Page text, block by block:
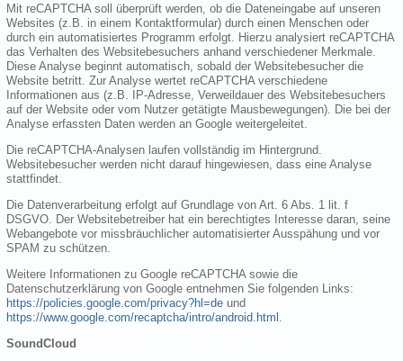
Mit reCAPTCHA soll überprüft werden, ob die Dateneingabe auf unseren
Websites (z.B. in einem Kontaktformular) durch einen Menschen oder
durch ein automatisiertes Programm erfolgt. Hierzu analysiert reCAPTCHA
das Verhalten des Websitebesuchers anhand verschiedener Merkmale.
Diese Analyse beginnt automatisch, sobald der Websitebesucher die
Website betritt. Zur Analyse wertet reCAPTCHA verschiedene
Informationen aus (z.B. IP-Adresse, Verweildauer des Websitebesuchers
auf der Website oder vom Nutzer getätigte Mausbewegungen). Die bei der
Analyse erfassten Daten werden an Google weitergeleitet.
Die reCAPTCHA-Analysen laufen vollständig im Hintergrund.
Websitebesucher werden nicht darauf hingewiesen, dass eine Analyse
stattfindet.
Die Datenverarbeitung erfolgt auf Grundlage von Art. 6 Abs. 1 lit. f
DSGVO. Der Websitebetreiber hat ein berechtigtes Interesse daran, seine
Webangebote vor missbräuchlicher automatisierter Ausspähung und vor
SPAM zu schützen.
Weitere Informationen zu Google reCAPTCHA sowie die
Datenschutzerklärung von Google entnehmen Sie folgenden Links:
https://policies.google.com/privacy?hl=de und
https://www.google.com/recaptcha/intro/android.html
SoundCloud